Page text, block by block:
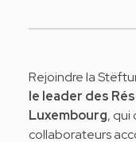
Rejoindre la
le leader des
Luxembourg, qui
collaborateurs